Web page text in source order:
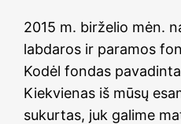
2015 m. birželio mėn.
labdaros ir paramos
Kodėl fondas
Kiekvienas iš mūsų
sukurtas, juk galime